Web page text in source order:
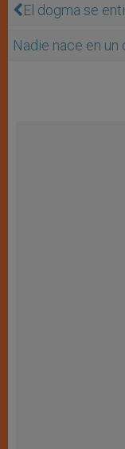
El dogma se
Nadie nace en